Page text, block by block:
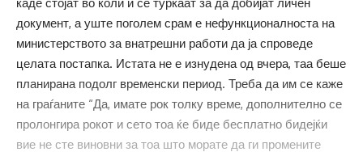
документ, а уште поголем срам е нефункционалноста на
министерството за внатрешни работи да ја спроведе
целата постапка. Истата не е изнудена од вчера, таа беше
планирана подолг временски период. Треба да им се каже
на граѓаните “Да, имате рок толку време, дополнително се
пролонгира рокот и сето тоа ќе биде бесплатно бидејќи
вие не сте виновни за тоа што морате да ги промените